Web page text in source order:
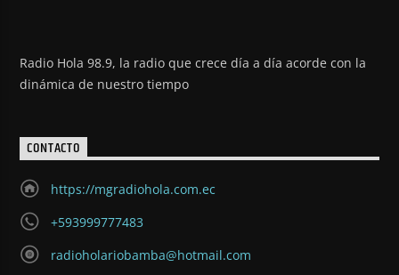
Radio Hola 98.9, la radio que crece día a día acorde con la
dinámica de nuestro tiempo
CONTACTO
https://mgradiohola.com.ec
+593999777483
radioholariobamba@hotmail.com